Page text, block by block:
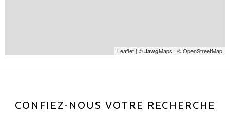
Leaflet | © JawgMaps | © OpenStreetMap
CONFIEZ-NOUS VOTRE RECHERCHE